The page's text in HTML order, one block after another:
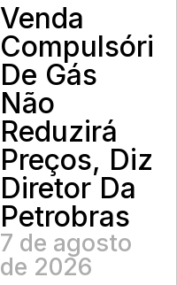
Venda
Compulsória
De Gás
Não
Reduzirá
Preços, Diz
Diretor Da
Petrobras
7 de agosto
de 2026